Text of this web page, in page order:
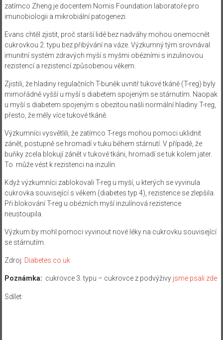
zatímco Zheng je docentem Nomis Foundation laboratoře pro
imunobiologii a mikrobiální patogenezi.
Evans chtěl zjistit, proč starší lidé bez nadváhy mohou onemocnět
cukrovkou 2. typu bez přibývání na váze. Výzkumný tým srovnával
imunitní systém zdravých myší s myšmi obézními s inzulinovou
rezistencí a rezistencí způsobenou věkem.
Zjistili, že hladiny regulačních T-buněk uvnitř tukové tkáně (T-reg) byly
mimořádně vyšší u myší s diabetem spojeným se stárnutím. Naopak
u myší s diabetem spojeným s obezitou našli normální hladiny T-reg,
přesto, že měly více tukové tkáně.
Výzkumníci vysvětlili, že zatímco T-regs mohou pomoci uklidnit
zánět, postupně se hromadí v tuku během stárnutí. V případě, že
buňky zcela blokují zánět v tukové tkáni, hromadí se tuk kolem jater.
To může vést k rezistenci na inzulín.
Když výzkumníci zablokovali T-reg u myší, u kterých se vyvinula
cukrovka související s věkem (diabetes typ 4), rezistence se zlepšila.
Při blokování T-reg u obézních myší inzulínová rezistence
neustoupila.
Výzkum by mohl pomoci vyvinout nové léky na cukrovku související
se stárnutím.
Zdroj: Diabetes.co.uk
Poznámka: cukrovce 3. typu – cukrovce z podvýživy jsme psali zde
Sdílet: